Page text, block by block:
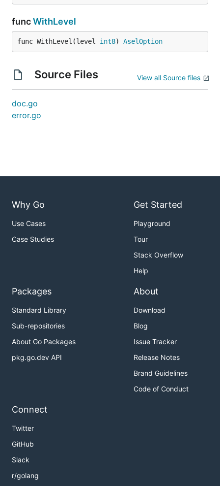
funcWithLevel
func WithLevel(level int8) AselOption
Source Files View all Source files
doc.go
error.go
Why Go
Use Cases
Case Studies
Get Started
Playground
Tour
Stack Overflow
Help
Packages
Standard Library
Sub-repositories
About Go Packages
pkg.go.dev API
About
Download
Blog
Issue Tracker
Release Notes
Brand Guidelines
Code of Conduct
Connect
Twitter
GitHub
Slack
r/golang